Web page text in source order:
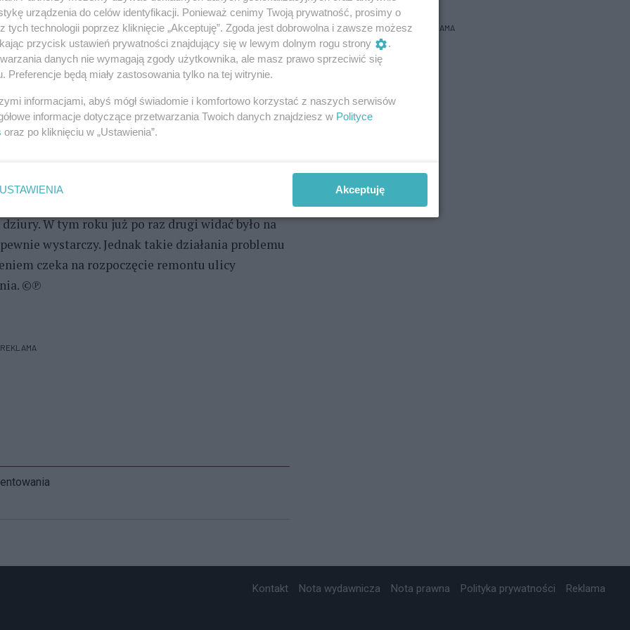
od lat czekają na kapitalny remont. Podobno
z sesji barlineckiej Rady Miejskiej,
REKLAMA
tor przeszkód na wojskowym poligonie. Dziury,
niebezpieczne pobocze z jednej jej
mieszkańcy ulicy, jak i pracownicy
ciężarowe, których wiele po niej się porusza.
W tym roku już po raz drugi widać było na
wystarczy. Jednak takie działania problemu
czeka na rozpoczęcie remontu ulicy
©℗
REKLAMA
REKLAMA
Kontakt Nota wydawnicza Nota prawna Polityka prywatności Reklama
urządzenia do celów identyfikacji. Ponieważ cenimy Twoją prywatność, prosimy o
tych technologii poprzez kliknięcie „Akceptuję”. Zgoda jest dobrowolna i zawsze możesz
przycisk ustawień prywatności znajdujący się w lewym dolnym rogu strony
.
danych nie wymagają zgody użytkownika, ale masz prawo sprzeciwić się
Preferencje będą miały zastosowania tylko na tej witrynie.
informacjami, abyś mógł świadomie i komfortowo korzystać z naszych serwisów
informacje dotyczące przetwarzania Twoich danych znajdziesz w Polityce
oraz po kliknięciu w „Ustawienia”.
USTAWIENIA Akceptuję